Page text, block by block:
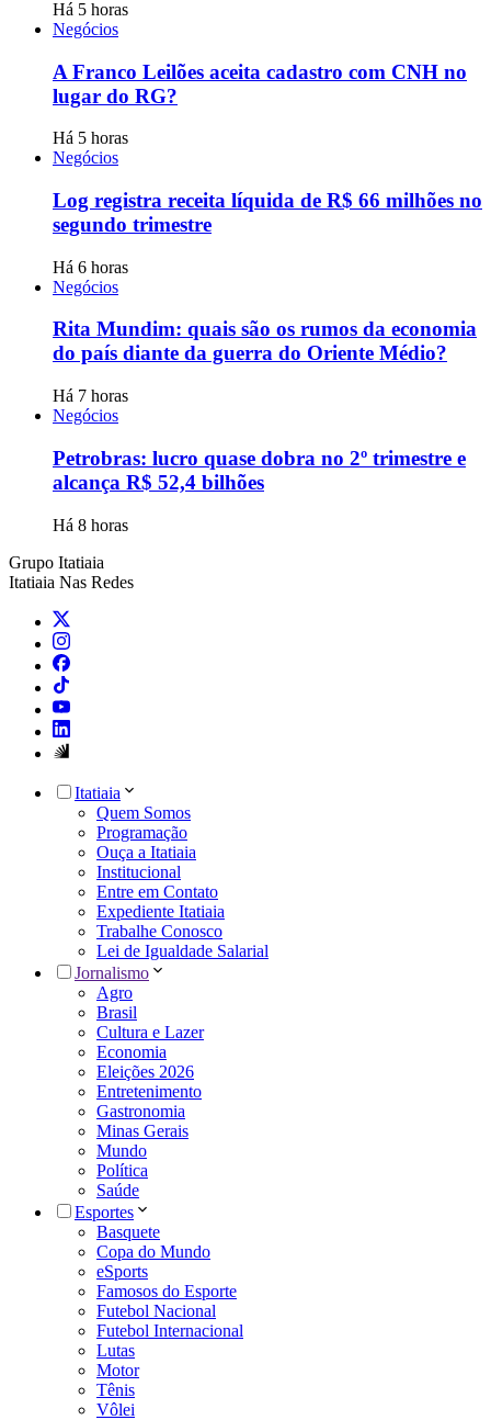
Há 5 horas
Negócios
A Franco Leilões aceita cadastro com CNH no
lugar do RG?
Há 5 horas
Negócios
Log registra receita líquida de R$ 66 milhões no
segundo trimestre
Há 6 horas
Negócios
Rita Mundim: quais são os rumos da economia
do país diante da guerra do Oriente Médio?
Há 7 horas
Negócios
Petrobras: lucro quase dobra no 2º trimestre e
alcança R$ 52,4 bilhões
Há 8 horas
Grupo Itatiaia
Itatiaia Nas Redes
Itatiaia
Quem Somos
Programação
Ouça a Itatiaia
Institucional
Entre em Contato
Expediente Itatiaia
Trabalhe Conosco
Lei de Igualdade Salarial
Jornalismo
Agro
Brasil
Cultura e Lazer
Economia
Eleições 2026
Entretenimento
Gastronomia
Minas Gerais
Mundo
Política
Saúde
Esportes
Basquete
Copa do Mundo
eSports
Famosos do Esporte
Futebol Nacional
Futebol Internacional
Lutas
Motor
Tênis
Vôlei